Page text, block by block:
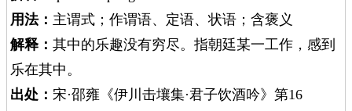
用法： 主谓式；作谓语、定语、状语；含褒义
解释： 其中的乐趣没有穷尽。指朝廷某一工作，感到
乐在其中。
出处： 宋·邵雍《伊川击壤集·君子饮酒吟》第16